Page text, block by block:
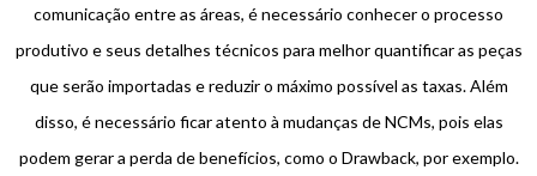
comunicação entre as áreas, é necessário conhecer o processo
produtivo e seus detalhes técnicos para melhor quantificar as peças
que serão importadas e reduzir o máximo possível as taxas. Além
disso, é necessário ficar atento à mudanças de NCMs, pois elas
podem gerar a perda de benefícios, como o Drawback, por exemplo.